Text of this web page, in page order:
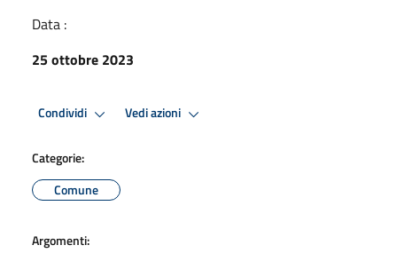
Data :
25 ottobre 2023
Condividi Vedi azioni
Categorie:
Comune
Argomenti: